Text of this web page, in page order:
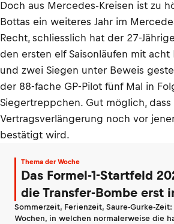
Doch aus Mercedes-Kreisen ist zu
Bottas ein weiteres Jahr im
Recht, schliesslich hat der 27-
den ersten elf Saisonläufen mit acht
und zwei Siegen unter Beweis
der 88-fache GP-Pilot fünf Mal in
Siegertreppchen. Gut möglich, dass
Vertragsverlängerung noch vor
bestätigt wird.
Thema der Woche
Das Formel-1-Startfeld
die Transfer-Bombe erst
Sommerzeit, Ferienzeit, Saure-Gurke-
Wochen, in welchen normalerweise die